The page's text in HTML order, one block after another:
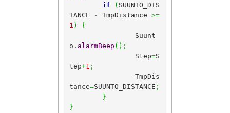
if
( SUUNTO_DIS
TANCE
- TmpDistance >=
1 )
{
o. alarmBeep ( ) ;
		Step
=S
tep+1 ;
tance=SUUNTO_DISTANCE ;
}
}